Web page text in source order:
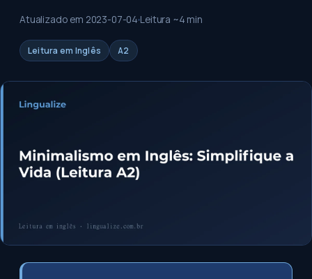
Atualizado em 2023-07-04 Leitura ~4 min
Leitura em Inglês A2